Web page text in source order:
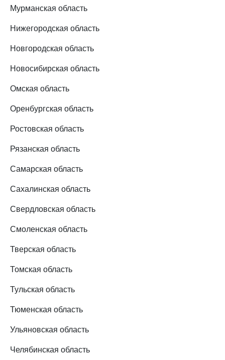
Мурманская область
Нижегородская область
Новгородская область
Новосибирская область
Омская область
Оренбургская область
Ростовская область
Рязанская область
Самарская область
Сахалинская область
Свердловская область
Смоленская область
Тверская область
Томская область
Тульская область
Тюменская область
Ульяновская область
Челябинская область